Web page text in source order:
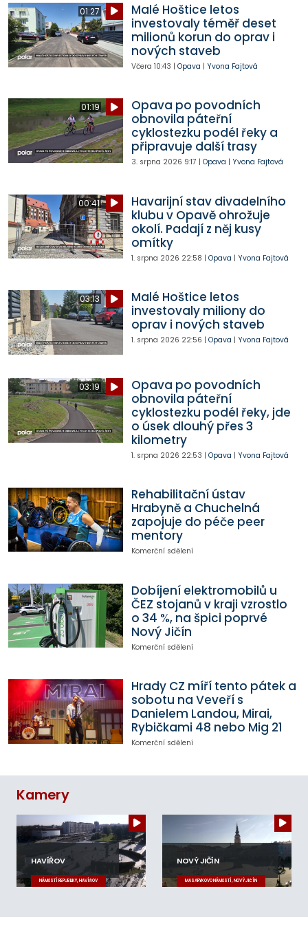
01:27
Malé Hoštice letos
investovaly téměř deset
milionů korun do oprav i
nových staveb
Včera 10:43 | Opava | Yvona Fajtová
01:19
Opava po povodních
obnovila páteřní
cyklostezku podél řeky a
připravuje další trasy
3. srpna 2026 9:17 | Opava | Yvona Fajtová
00:41
Havarijní stav divadelního
klubu v Opavě ohrožuje
okolí. Padají z něj kusy
omítky
1. srpna 2026 22:58 | Opava | Yvona Fajtová
03:13
Malé Hoštice letos
investovaly miliony do
oprav i nových staveb
1. srpna 2026 22:56 | Opava | Yvona Fajtová
03:19
Opava po povodních
obnovila páteřní
cyklostezku podél řeky, jde
o úsek dlouhý přes 3
kilometry
1. srpna 2026 22:53 | Opava | Yvona Fajtová
Rehabilitační ústav
Hrabyně a Chuchelná
zapojuje do péče peer
mentory
Komerční sdělení
Dobíjení elektromobilů u
ČEZ stojanů v kraji vzrostlo
o 34 %, na špici poprvé
Nový Jičín
Komerční sdělení
Hrady CZ míří tento pátek a
sobotu na Veveří s
Danielem Landou, Mirai,
Rybičkami 48 nebo Mig 21
Komerční sdělení
Kamery
HAVÍŘOV
NÁMĚSTÍ REPUBLIKY, HAVÍŘOV
NOVÝ JIČÍN
MASARYKOVO NÁMĚSTÍ, NOVÝ JIČÍN